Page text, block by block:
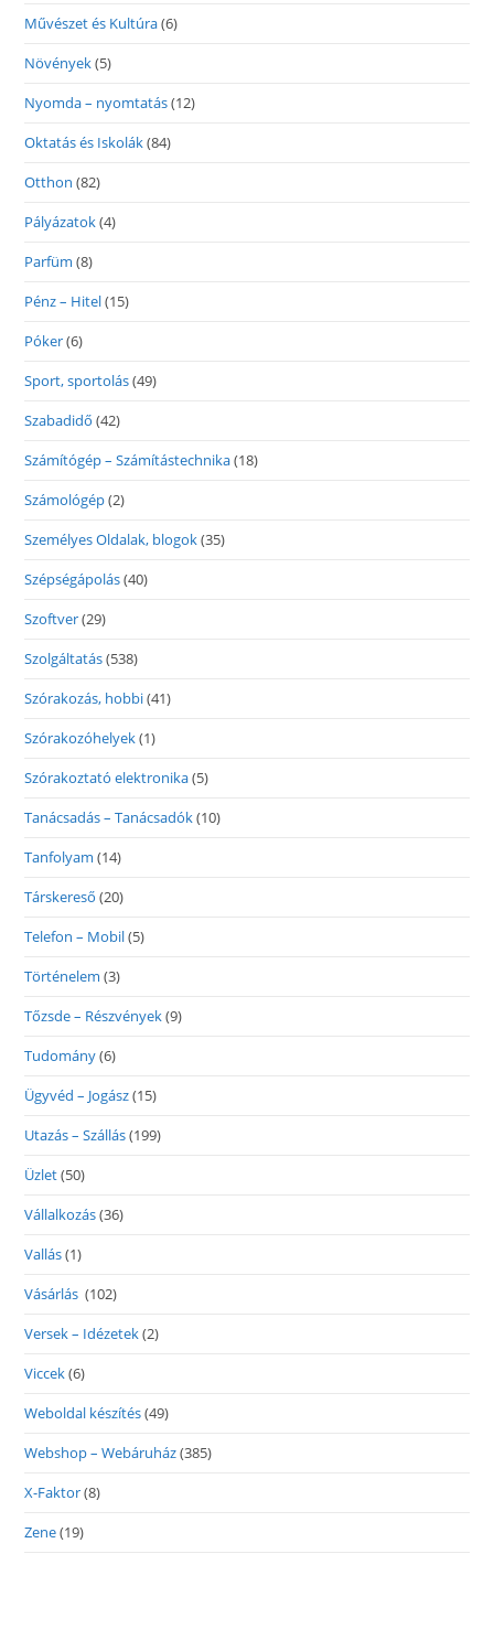
Művészet és Kultúra(6)
Növények(5)
Nyomda – nyomtatás(12)
Oktatás és Iskolák(84)
Otthon (82)
Pályázatok(4)
Parfüm (8)
Pénz – Hitel(15)
Póker(6)
Sport, sportolás(49)
Szabadidő (42)
Számítógép – Számítástechnika(18)
Számológép(2)
Személyes Oldalak, blogok(35)
Szépségápolás(40)
Szoftver(29)
Szolgáltatás(538)
Szórakozás, hobbi(41)
Szórakozóhelyek(1)
Szórakoztató elektronika(5)
Tanácsadás – Tanácsadók(10)
Tanfolyam (14)
Társkereső (20)
Telefon – Mobil(5)
Történelem (3)
Tőzsde – Részvények(9)
Tudomány(6)
Ügyvéd – Jogász(15)
Utazás – Szállás(199)
Üzlet(50)
Vállalkozás(36)
Vallás(1)
Vásárlás (102)
Versek – Idézetek(2)
Viccek(6)
Weboldal készítés(49)
Webshop – Webáruház(385)
X-Faktor(8)
Zene(19)